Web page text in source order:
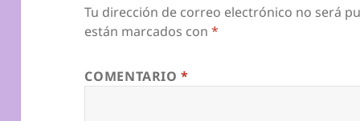
Tu dirección de correo electrónico no será
están marcados con*
COMENTARIO*